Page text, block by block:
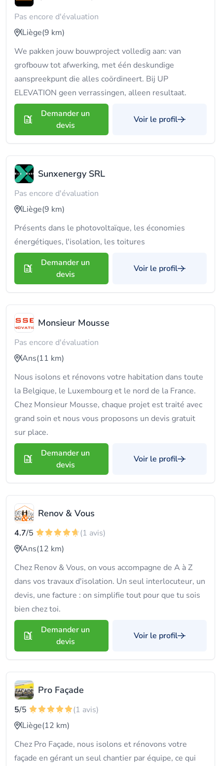
Pas encore d'évaluation
Liège(9 km)
We pakken jouw bouwproject volledig aan: van
grofbouw tot afwerking, met één deskundige
aanspreekpunt die alles coördineert. Bij UP
ELEVATION geen verrassingen, alleen resultaat.
Demander un
devis
Voir le profil
Sunxenergy SRL
Pas encore d'évaluation
Liège(9 km)
Présents dans le photovoltaïque, les économies
énergétiques, l'isolation, les toitures
Demander un
devis
Voir le profil
Monsieur Mousse
Pas encore d'évaluation
Ans(11 km)
Nous isolons et rénovons votre habitation dans toute
la Belgique, le Luxembourg et le nord de la France.
Chez Monsieur Mousse, chaque projet est traité avec
grand soin et nous vous proposons un devis gratuit
sur place.
Demander un
devis
Voir le profil
Renov & Vous
4.7/5
(1 avis)
Ans(12 km)
Chez Renov & Vous, on vous accompagne de A à Z
dans vos travaux d'isolation. Un seul interlocuteur, un
devis, une facture : on simplifie tout pour que tu sois
bien chez toi.
Demander un
devis
Voir le profil
Pro Façade
5/5
(1 avis)
Liège(12 km)
Chez Pro Façade, nous isolons et rénovons votre
façade en gérant un seul chantier par équipe, ce qui